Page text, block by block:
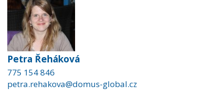
Petra Řeháková
775 154 846
petra.rehakova@domus-global.cz